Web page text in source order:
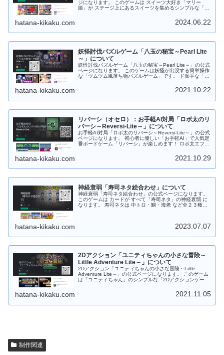
ジになります。 このゲームは スイーツ大好き「マリー
姫」が ステージ上にあるスイーツを集めるシンプルな「２
出没してます。捕まらないよう逃げながら、スイーツをす
べて集めよう！ Android版は 「Google Play ストア」から
hatana-kikaku.com 2024.06.22
妖怪討伐パズルゲーム「八玉の秘宝～Pearl Lite
～」について
妖怪討伐パズルゲーム「八玉の秘宝～Pearl Lite～」の公式
ページになります。 このゲームは妖怪が出没する簡単操作
な「ツムツム風落ち物パズルゲーム」です。 ド派手な「宝
にサックと遊べますので 是非是非、お試しください。 ゲ
ーム中は８種類の宝玉（パール）が落ちてきますので同じ
することで手動で爆発させることもできます。 さらに時限
宝玉の他に特殊宝玉（２～３色変換）、跳玉（パンチ）、
妖玉があります。 「宝玉スキル：焔」は超強力！！発動す
ると同じ色の「宝玉」をまとめて消します。 Android版は
「Google Play ストア」からダウンロードしてから遊ぶこ
とができます。 Web版はダウンロードなしでＰＣのブラウ
ザで遊ぶことができます。 もちろんフリーソフトです。応
hatana-kikaku.com 2021.10.22
リバーシ（オセロ）：お手軽AI対局「ロボ太のリ
バーシ～Reversi-Lite～」について
お手軽AI対局「ロボ太のリバーシ～Reversi-Lite～」の公式
ページになります。 初心者に優しい「お手軽AI」で人気定
番ボードゲーム「リバーシ」が楽しめます！ ロボ太エフェ
はない要素あり！ あなたを飽きさせません！ 通勤・通学
中にサクッと短時間で遊べますので 是非是非、お試しくだ
ンシア）」が降臨します！ 今後も改良を加えて「ロボ太-
思っています。 Android版の場合は「Google Play スト
ア」からダウンロードしてから遊ぶことができます。 Web
版の場合はダウンロードなしでＰＣのブラウザで遊ぶこと
ができます。 もちろんフリーソフトです。応援、よろしく
hatana-kikaku.com 2021.10.29
神経衰弱「寿司ネタ絵合わせ」について
神経衰弱「寿司ネタ絵合わせ」の公式ページになります。
このゲームは カードが すべて「寿司ネタ」の神経衰弱 に
なります。 寿司ネタは 中トロ・鯛・海老 など全２３種。
ードは 「AIと記憶力勝負！」 難易度は 初級から上級。 ラ
す。 お寿司屋さんに出かける前にちょいプレイ！！ テン
ション・アゲアゲで出かけよう！！ Android版の場合は
「Google Play ストア」からダウンロードしてから遊ぶこ
とができます。 Web版の場合はダウンロードなしでＰＣの
ブラウザで遊ぶことができます。 もちろんフリーソフトで
す。応援、よろしくお願いします。
hatana-kikaku.com 2023.07.07
2Dアクション「ユニティちゃんの小さな冒険～
Little Adventure Lite～」について
2Dアクション「ユニティちゃんの小さな冒険～Little
Adventure Lite～」の公式ページになります。 このゲーム
は「ユニティちゃん」のシンプルな「2Dアクションゲー
う！ 道中には「ウニ？」「オポッサム」「大鷲」などのモ
ンスターがいっぱい！ジャンプしてよけてください。
hatana-kikaku.com 2021.11.05
制作関連